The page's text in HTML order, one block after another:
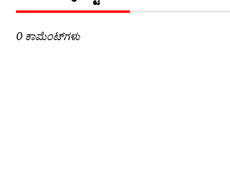
0 ಕಾಮೆಂಟ್‌ಗಳು